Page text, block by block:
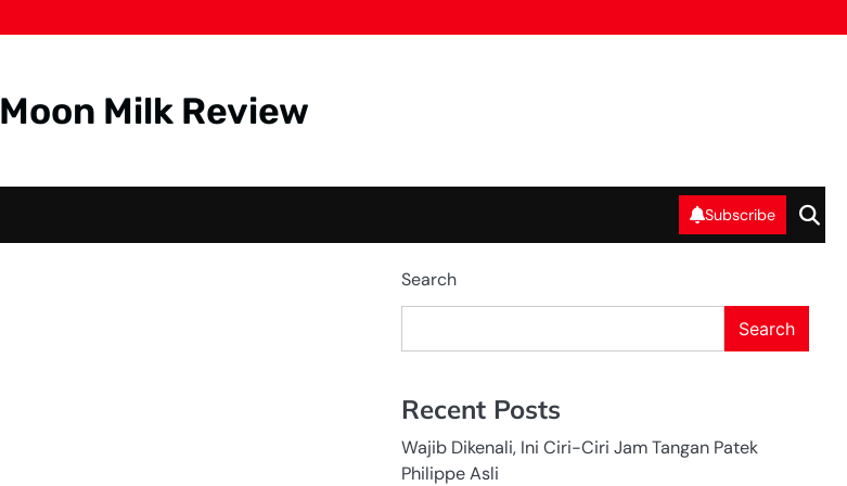
Moon Milk Review
Subscribe
Search
Search
Recent Posts
Wajib Dikenali, Ini Ciri-Ciri Jam Tangan Patek
Philippe Asli